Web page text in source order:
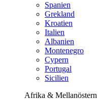
Spanien
Grekland
Kroatien
Italien
Albanien
Montenegro
Cypern
Portugal
Sicilien
Afrika & Mellanöstern